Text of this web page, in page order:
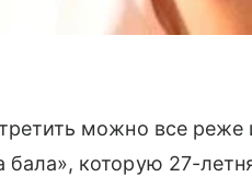
можно все реже
которую 27-